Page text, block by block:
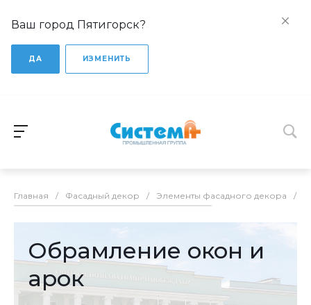
Ваш город Пятигорск?
ДА ИЗМЕНИТЬ
Главная / Фасадный декор / Элементы фасадного декора /
Обрамление окон и
арок